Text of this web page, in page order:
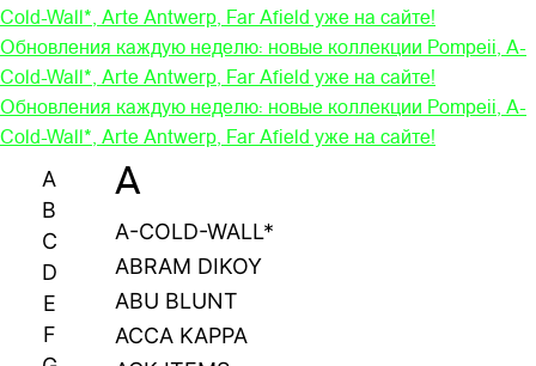
Cold-Wall*, Arte Antwerp, Far Afield уже на сайте!
Обновления каждую неделю: новые коллекции Pompeii, A-
Cold-Wall*, Arte Antwerp, Far Afield уже на сайте!
Обновления каждую неделю: новые коллекции Pompeii, A-
Cold-Wall*, Arte Antwerp, Far Afield уже на сайте!
A
B
C
D
E
F
A
A-COLD-WALL*
ABRAM DIKOY
ABU BLUNT
ACCA KAPPA